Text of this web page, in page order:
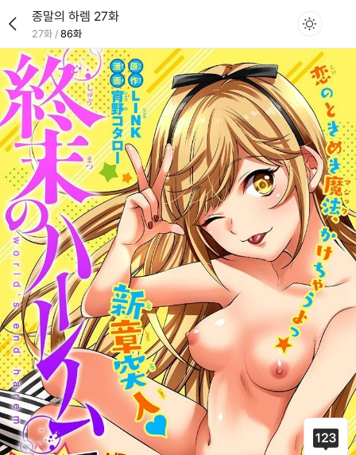
종말의 하렘 27화
27화 / 86화